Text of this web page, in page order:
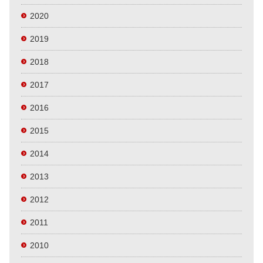
2020
2019
2018
2017
2016
2015
2014
2013
2012
2011
2010